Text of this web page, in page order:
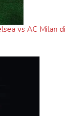
vs AC Milan di